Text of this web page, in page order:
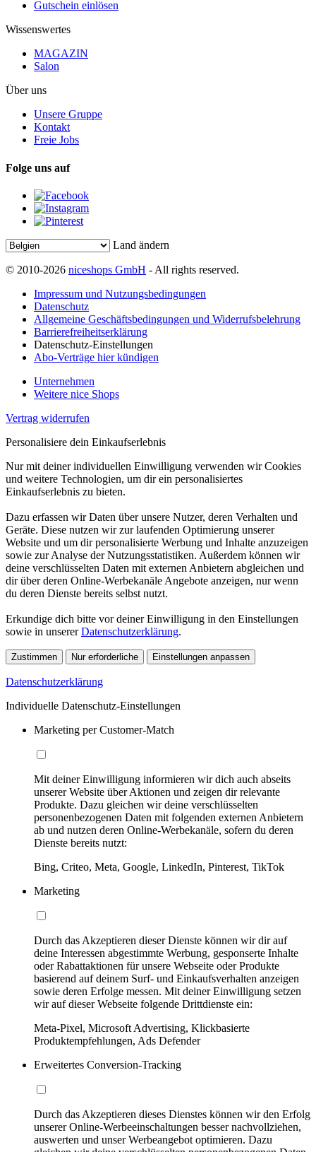
Gutschein einlösen
Wissenswertes
MAGAZIN
Salon
Über uns
Unsere Gruppe
Kontakt
Freie Jobs
Folge uns auf
Land ändern
© 2010-2026 niceshops GmbH - All rights reserved.
Impressum und Nutzungsbedingungen
Datenschutz
Allgemeine Geschäftsbedingungen und Widerrufsbelehrung
Barrierefreiheitserklärung
Datenschutz-Einstellungen
Abo-Verträge hier kündigen
Unternehmen
Weitere nice Shops
Vertrag widerrufen
Personalisiere dein Einkaufserlebnis
Nur mit deiner individuellen Einwilligung verwenden wir Cookies
und weitere Technologien, um dir ein personalisiertes
Einkaufserlebnis zu bieten.
Dazu erfassen wir Daten über unsere Nutzer, deren Verhalten und
Geräte. Diese nutzen wir zur laufenden Optimierung unserer
Website und um dir personalisierte Werbung und Inhalte anzuzeigen
sowie zur Analyse der Nutzungsstatistiken. Außerdem können wir
deine verschlüsselten Daten mit externen Anbietern abgleichen und
dir über deren Online-Werbekanäle Angebote anzeigen, nur wenn
du deren Dienste bereits selbst nutzt.
Erkundige dich bitte vor deiner Einwilligung in den Einstellungen
sowie in unsererDatenschutzerklärung.
Zustimmen Nur erforderliche Einstellungen anpassen
Datenschutzerklärung
Individuelle Datenschutz-Einstellungen
Marketing per Customer-Match
Mit deiner Einwilligung informieren wir dich auch abseits
unserer Website über Aktionen und zeigen dir relevante
Produkte. Dazu gleichen wir deine verschlüsselten
personenbezogenen Daten mit folgenden externen Anbietern
ab und nutzen deren Online-Werbekanäle, sofern du deren
Dienste bereits nutzt:
Bing, Criteo, Meta, Google, LinkedIn, Pinterest, TikTok
Marketing
Durch das Akzeptieren dieser Dienste können wir dir auf
deine Interessen abgestimmte Werbung, gesponserte Inhalte
oder Rabattaktionen für unsere Webseite oder Produkte
basierend auf deinem Surf- und Einkaufsverhalten anzeigen
sowie deren Erfolge messen. Mit deiner Einwilligung setzen
wir auf dieser Webseite folgende Drittdienste ein:
Meta-Pixel, Microsoft Advertising, Klickbasierte
Produktempfehlungen, Ads Defender
Erweitertes Conversion-Tracking
Durch das Akzeptieren dieses Dienstes können wir den Erfolg
unserer Online-Werbeeinschaltungen besser nachvollziehen,
auswerten und unser Werbeangebot optimieren. Dazu